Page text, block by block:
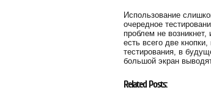
Использование
очередное
проблем не
есть всего две
тестирования, в
большой экран
Related Posts: